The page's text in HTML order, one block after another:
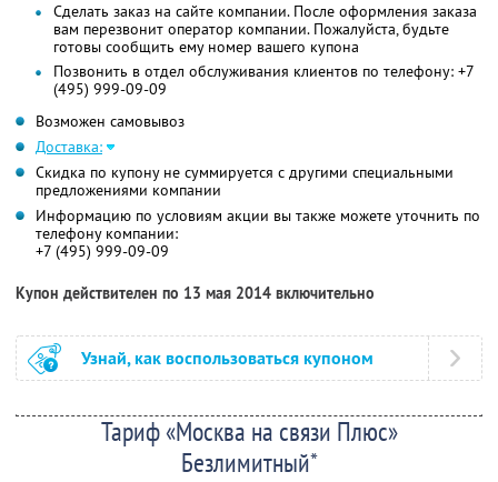
Сделать заказ на сайте компании. После оформления заказа
вам перезвонит оператор компании. Пожалуйста, будьте
готовы сообщить ему номер вашего купона
Позвонить в отдел обслуживания клиентов по телефону: +7
(495) 999-09-09
Возможен самовывоз
Доставка:
Скидка по купону не суммируется с другими специальными
предложениями компании
Информацию по условиям акции вы также можете уточнить по
телефону компании:
+7 (495) 999-09-09
Купон действителен по 13 мая 2014 включительно
Узнай, как воспользоваться купоном
Тариф «Москва на связи Плюс»
Безлимитный*